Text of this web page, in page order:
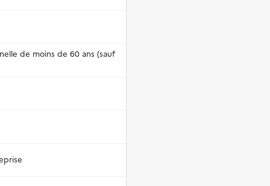
de moins de 60 ans (sauf